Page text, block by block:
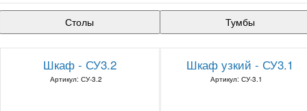
Столы Тумбы
Шкаф - СУ3.2
Артикул: СУ-3.2
Шкаф узкий - СУ3.1
Артикул: СУ-3.1